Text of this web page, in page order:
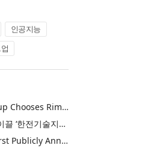
인공지능
Khimji Ramdas Group Chooses Rimini Street to Reduce SAP Support Costs, Protect 700+ Customizations and Reinvest Savings in Innovation
한전, 에너지 신산업 이끌 ‘한전기술지주’ 공식 출범
Purina Named as First Publicly Announced NIQ ConnectAI Charter Client